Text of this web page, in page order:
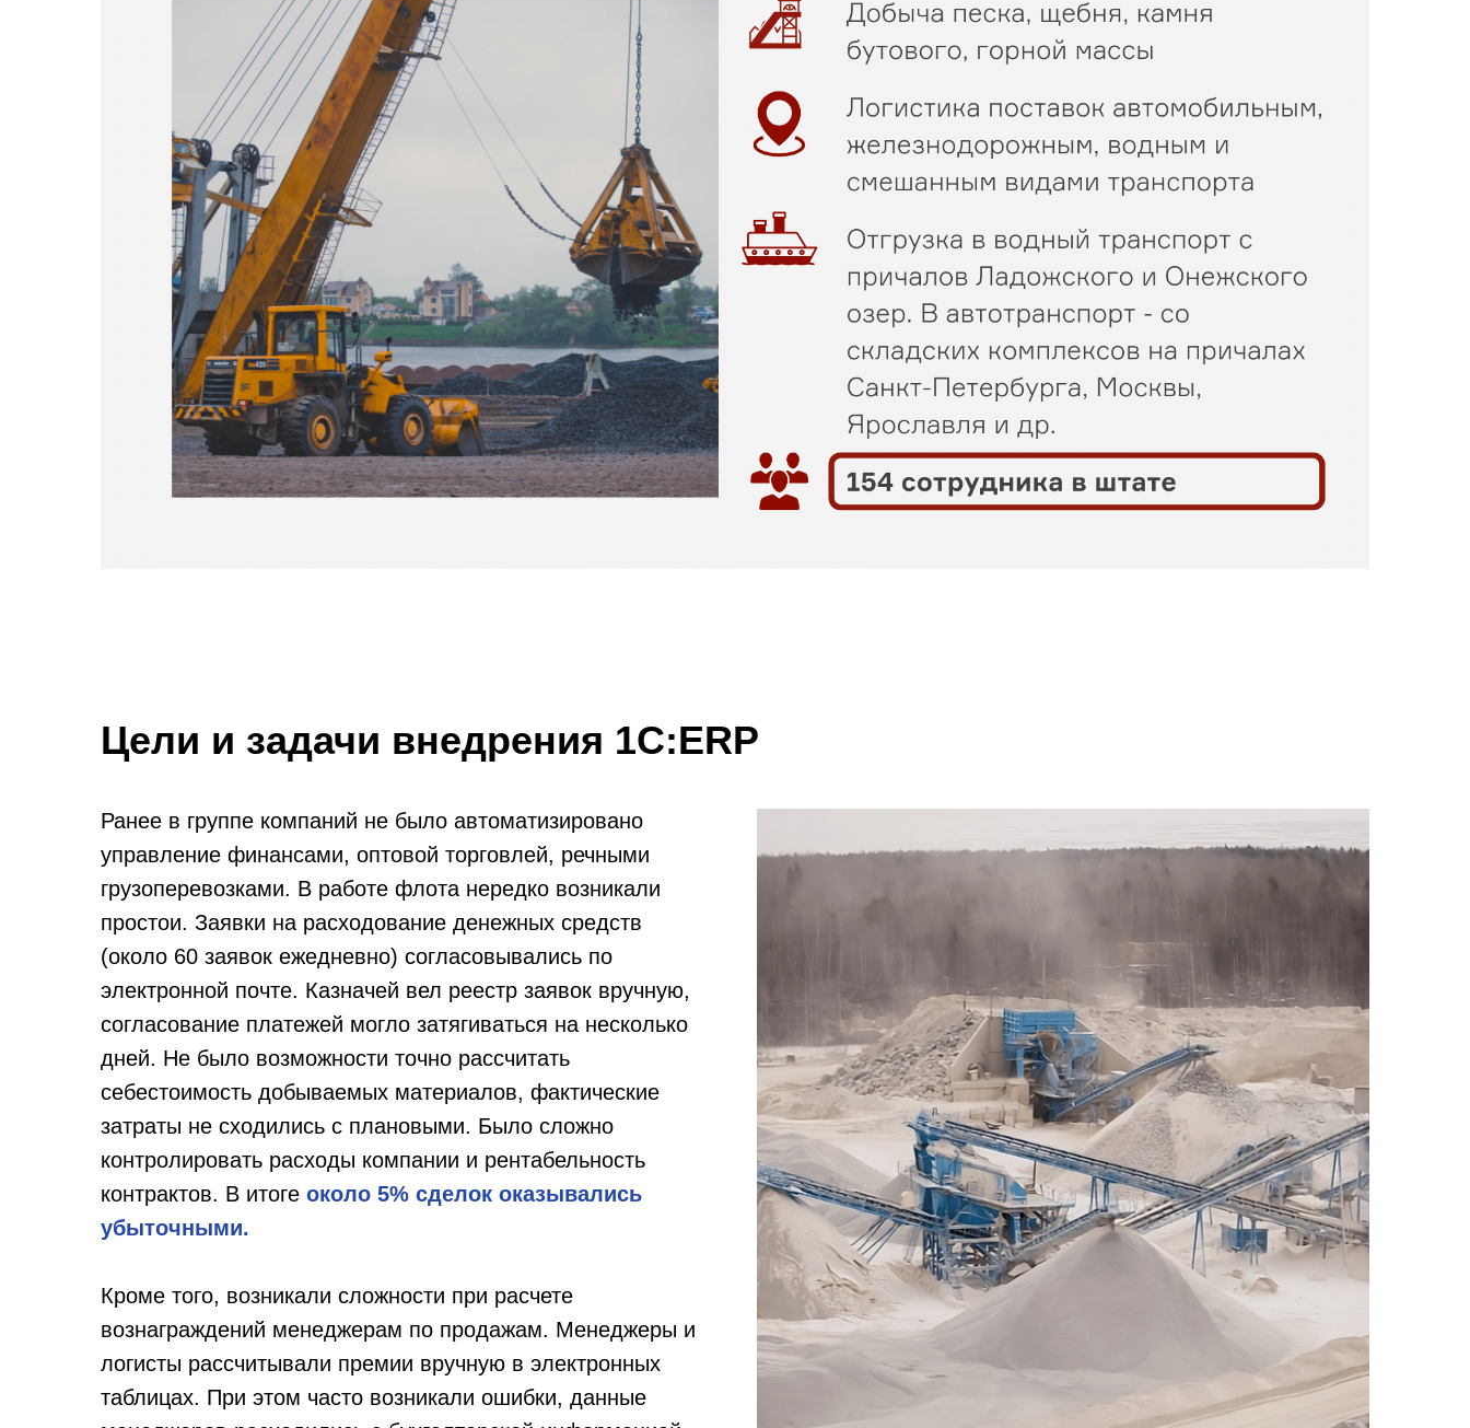
Цели и задачи внедрения 1С:ERP
Ранее в группе компаний не было автоматизировано
управление финансами, оптовой торговлей, речными
грузоперевозками. В работе флота нередко возникали
простои. Заявки на расходование денежных средств
(около 60 заявок ежедневно) согласовывались по
электронной почте. Казначей вел реестр заявок вручную,
согласование платежей могло затягиваться на несколько
дней. Не было возможности точно рассчитать
себестоимость добываемых материалов, фактические
затраты не сходились с плановыми. Было сложно
контролировать расходы компании и рентабельность
контрактов. В итоге около 5% сделок оказывались
убыточными.
Кроме того, возникали сложности при расчете
вознаграждений менеджерам по продажам. Менеджеры и
логисты рассчитывали премии вручную в электронных
таблицах. При этом часто возникали ошибки, данные